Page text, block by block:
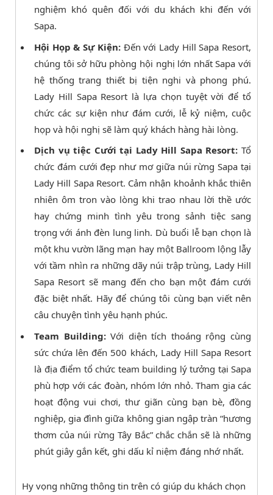
nghiệm khó quên đối với du khách khi đến với
Sapa.
Hội Họp & Sự Kiện:Đến với Lady Hill Sapa Resort,
chúng tôi sở hữu phòng hội nghị lớn nhất Sapa với
hệ thống trang thiết bị tiện nghi và phong phú.
Lady Hill Sapa Resort là lựa chọn tuyệt vời để tổ
chức các sự kiện như đám cưới, lễ kỷ niệm, cuộc
họp và hội nghị sẽ làm quý khách hàng hài lòng.
Dịch vụ tiệc Cưới tại Lady Hill Sapa Resort: Tổ
chức đám cưới đẹp như mơ giữa núi rừng Sapa tại
Lady Hill Sapa Resort. Cảm nhận khoảnh khắc thiên
nhiên ôm tron vào lòng khi trao nhau lời thề ước
hay chứng minh tình yêu trong sảnh tiệc sang
trọng với ánh đèn lung linh. Dù buổi lễ bạn chọn là
một khu vườn lãng mạn hay một Ballroom lộng lẫy
với tầm nhìn ra những dãy núi trập trùng, Lady Hill
Sapa Resort sẽ mang đến cho bạn một đám cưới
đặc biệt nhất. Hãy để chúng tôi cùng bạn viết nên
câu chuyện tình yêu hạnh phúc.
Team Building:Với diện tích thoáng rộng cùng
sức chứa lên đến 500 khách, Lady Hill Sapa Resort
là địa điểm tổ chức team building lý tưởng tại Sapa
phù hợp với các đoàn, nhóm lớn nhỏ. Tham gia các
hoạt động vui chơi, thư giãn cùng bạn bè, đồng
nghiệp, gia đình giữa không gian ngập tràn “hương
thơm của núi rừng Tây Bắc” chắc chắn sẽ là những
phút giây gắn kết, ghi dấu kỉ niệm đáng nhớ nhất.
Hy vọng những thông tin trên có giúp du khách chọn